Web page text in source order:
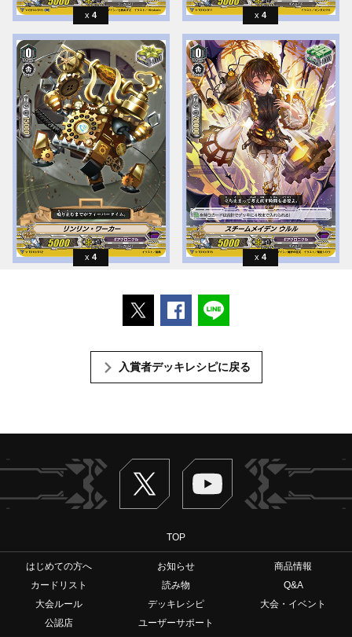
4 4
4 4
ポストするFacebookでシェアする
入賞者デッキレシピに戻る
Twitter ヴァンガードch
TOP
はじめての方へ お知らせ
商品情報
カードリスト
読み物
Q&A
大会ルール
デッキレシピ
大会・イベント
公認店
ユーザーサポート